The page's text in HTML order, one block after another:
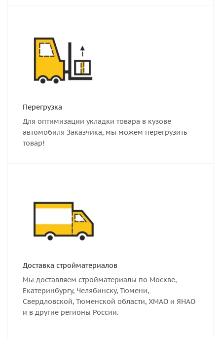
Перегрузка
Для оптимизации укладки товара в кузове
автомобиля Заказчика, мы можем перегрузить
товар!
Доставка стройматериалов
Мы доставляем стройматериалы по Москве,
Екатеринбургу, Челябинску, Тюмени,
Свердловской, Тюменской области, ХМАО и ЯНАО
и в другие регионы России.